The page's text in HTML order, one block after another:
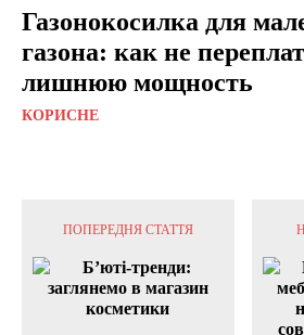
Газонокосилка для
газона: как не
лишнюю мощность
КОРИСНЕ
ПОПЕРЕДНЯ СТАТТЯ